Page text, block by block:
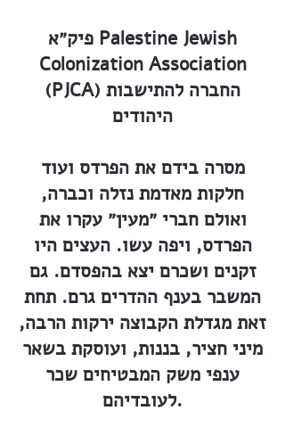
פיק״א Palestine Jewish
Colonization Association
(PJCA) החברה להתישבות
היהודים
מסרה בידם את הפרדס ועוד
חלקות מאדמת נזלה וכברה,
ואולם חברי ״מעין״ עקרו את
הפרדס, ויפה עשו. העצים היו
זקנים ושכרם יצא בהפסדם. גם
המשבר בענף ההדרים גרם. תחת
זאת מגדלת הקבוצה ירקות הרבה,
מיני חציר, בננות, ועוסקת בשאר
ענפי משק המבטיחים שכר
לעובדיהם.